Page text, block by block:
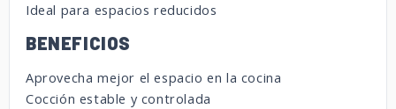
Ideal para espacios reducidos
BENEFICIOS
Aprovecha mejor el espacio en la cocina
Cocción estable y controlada